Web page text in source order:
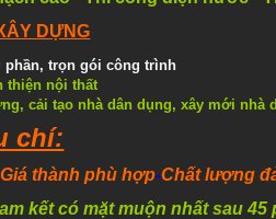
DỰNG
phần, trọn gói công trình
thiện nội thất
cải tạo nhà dân dụng, xây mới nhà
chí:
Giá thành phù hợp-Chất lượng
kết có mặt muộn nhất sau